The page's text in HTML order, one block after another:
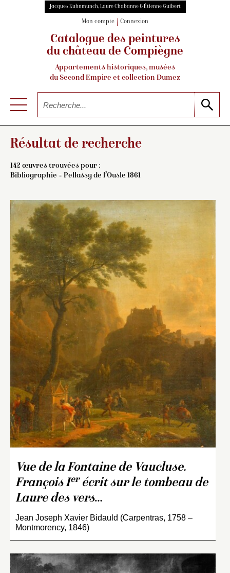
Jacques Kuhnmunch, Laure Chabanne & Étienne Guibert
Mon compte Connexion
Catalogue des peintures
du château de Compiègne
Appartements historiques, musées
du Second Empire et collection Dumez
Résultat de recherche
142 œuvres trouvées pour :
Bibliographie = Pellassy de l’Ousle 1861
Vue de la Fontaine de Vaucluse.
François Ierécrit sur le tombeau de
Laure des vers…
Jean Joseph Xavier Bidauld (Carpentras, 1758 –
Montmorency, 1846)